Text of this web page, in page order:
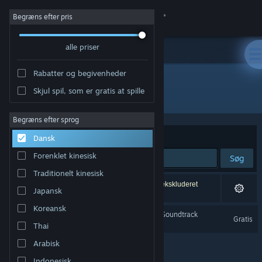
Log på
Om
Support
Skift sprog
Hent Steam-mobilappen
Vis desktop-webside
Begræns efter pris
alle priser
Rabatter og begivenheder
Skjul spil, som er gratis at spille
Begræns efter sprog
Dansk
Forenklet kinesisk
Traditionelt kinesisk
Japansk
Koreansk
Thai
Arabisk
Udvikler: Redact Games
Sorter efter Relevans
Søg
1 resultat matcher din søgning. 2 titler er blevet ekskluderet
baseret på dine præferencer.
Dread X Collection Year 1 Soundtrack
Gratis